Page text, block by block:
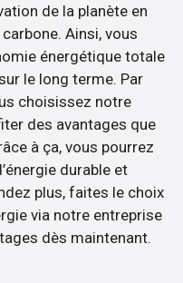
de la planète en
Ainsi, vous
énergétique totale
le long terme. Par
choisissez notre
des avantages que
à ça, vous pourrez
durable et
plus, faites le choix
via notre entreprise
dès maintenant.